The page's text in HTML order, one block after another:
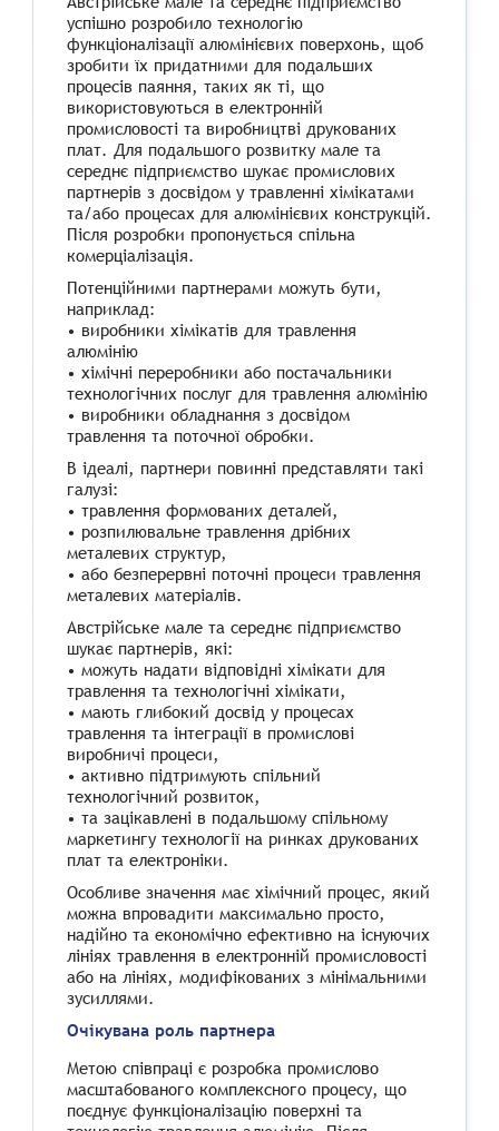
успішно розробило технологію
функціоналізації алюмінієвих поверхонь, щоб
зробити їх придатними для подальших
процесів паяння, таких як ті, що
використовуються в електронній
промисловості та виробництві друкованих
плат. Для подальшого розвитку мале та
середнє підприємство шукає промислових
партнерів з досвідом у травленні хімікатами
та/або процесах для алюмінієвих конструкцій.
Після розробки пропонується спільна
комерціалізація.
Потенційними партнерами можуть бути,
наприклад:
• виробники хімікатів для травлення
алюмінію
• хімічні переробники або постачальники
технологічних послуг для травлення алюмінію
• виробники обладнання з досвідом
травлення та поточної обробки.
В ідеалі, партнери повинні представляти такі
галузі:
• травлення формованих деталей,
• розпилювальне травлення дрібних
металевих структур,
• або безперервні поточні процеси травлення
металевих матеріалів.
Австрійське мале та середнє підприємство
шукає партнерів, які:
• можуть надати відповідні хімікати для
травлення та технологічні хімікати,
• мають глибокий досвід у процесах
травлення та інтеграції в промислові
виробничі процеси,
• активно підтримують спільний
технологічний розвиток,
• та зацікавлені в подальшому спільному
маркетингу технології на ринках друкованих
плат та електроніки.
Особливе значення має хімічний процес, який
можна впровадити максимально просто,
надійно та економічно ефективно на існуючих
лініях травлення в електронній промисловості
або на лініях, модифікованих з мінімальними
зусиллями.
Очікувана роль партнера
Метою співпраці є розробка промислово
масштабованого комплексного процесу, що
поєднує функціоналізацію поверхні та